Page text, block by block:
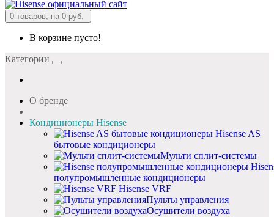
0 товаров, на 0 руб.
В корзине пусто!
Категории
О бренде
Кондиционеры Hisense
Hisense AS
бытовые кондиционеры
Мульти сплит-системы
полупромышленные кондиционеры
Hisense VRF
Пульты управления
Осушители воздуха